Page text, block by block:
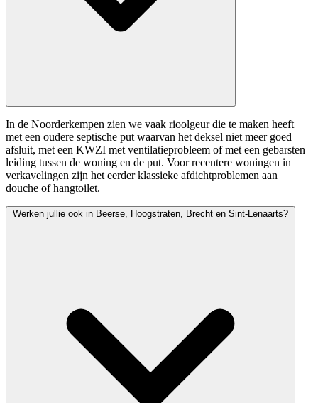
In de Noorderkempen zien we vaak rioolgeur die te maken heeft
met een oudere septische put waarvan het deksel niet meer goed
afsluit, met een KWZI met ventilatieprobleem of met een gebarsten
leiding tussen de woning en de put. Voor recentere woningen in
verkavelingen zijn het eerder klassieke afdichtproblemen aan
douche of hangtoilet.
Werken jullie ook in Beerse, Hoogstraten, Brecht en Sint-Lenaarts?